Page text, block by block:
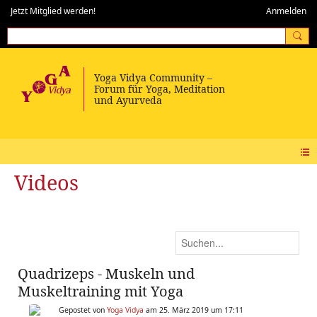
Jetzt Mitglied werden! Anmelden
Videos
Quadrizeps - Muskeln und
Muskeltraining mit Yoga
Gepostet von Yoga Vidya am 25. März 2019 um 17:11